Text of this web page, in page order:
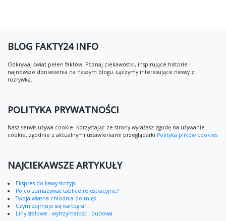
BLOG FAKTY24 INFO
Odkrywaj świat pełen faktów! Poznaj ciekawostki, inspirujące historie i
najnowsze doniesienia na naszym blogu. Łączymy interesujące newsy z
rozrywką.
POLITYKA PRYWATNOŚCI
Nasz serwis używa cookie. Korzystając ze strony wyrażasz zgodę na używanie
cookie, zgodnie z aktualnymi ustawieniami przeglądarki Polityka plików cookies
NAJCIEKAWSZE ARTYKUŁY
Ekspres do kawy skrzypi
Po co zamazywać tablice rejestracyjne?
Twoja własna chłodnia do mięs
Czym zajmuje się kartograf
Liny stalowe - wytrzymałość i budowa